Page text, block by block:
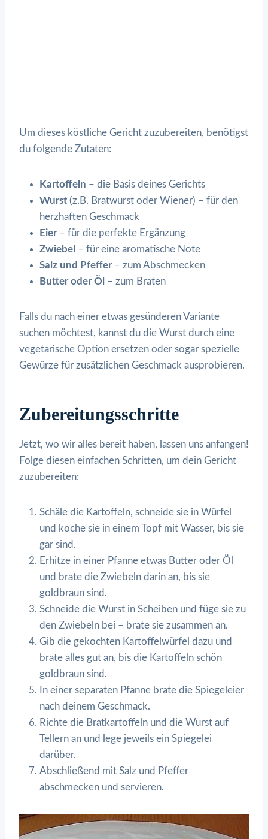
Um dieses köstliche Gericht zuzubereiten, benötigst
du folgende Zutaten:
Kartoffeln – die Basis deines Gerichts
Wurst (z.B. Bratwurst oder Wiener) – für den
herzhaften Geschmack
Eier– für die perfekte Ergänzung
Zwiebel – für eine aromatische Note
Salz und Pfeffer– zum Abschmecken
Butter oder Öl – zum Braten
Falls du nach einer etwas gesünderen Variante
suchen möchtest, kannst du die Wurst durch eine
vegetarische Option ersetzen oder sogar spezielle
Gewürze für zusätzlichen Geschmack ausprobieren.
Zubereitungsschritte
Jetzt, wo wir alles bereit haben, lassen uns anfangen!
Folge diesen einfachen Schritten, um dein Gericht
zuzubereiten:
Schäle die Kartoffeln, schneide sie in Würfel
und koche sie in einem Topf mit Wasser, bis sie
gar sind.
Erhitze in einer Pfanne etwas Butter oder Öl
und brate die Zwiebeln darin an, bis sie
goldbraun sind.
Schneide die Wurst in Scheiben und füge sie zu
den Zwiebeln bei – brate sie zusammen an.
Gib die gekochten Kartoffelwürfel dazu und
brate alles gut an, bis die Kartoffeln schön
goldbraun sind.
In einer separaten Pfanne brate die Spiegeleier
nach deinem Geschmack.
Richte die Bratkartoffeln und die Wurst auf
Tellern an und lege jeweils ein Spiegelei
darüber.
Abschließend mit Salz und Pfeffer
abschmecken und servieren.